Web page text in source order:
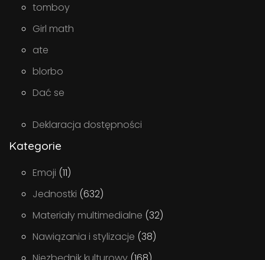
tomboy
Girl math
ate
blorbo
Dać se
Deklaracja dostępności
Kategorie
Emoji (11)
Jednostki (632)
Materiały multimedialne (32)
Nawiązania i stylizacje (38)